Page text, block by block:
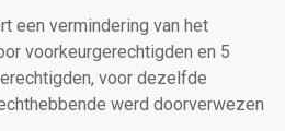
een vermindering van het
voorkeurgerechtigden en 5
voor dezelfde
werd doorverwezen